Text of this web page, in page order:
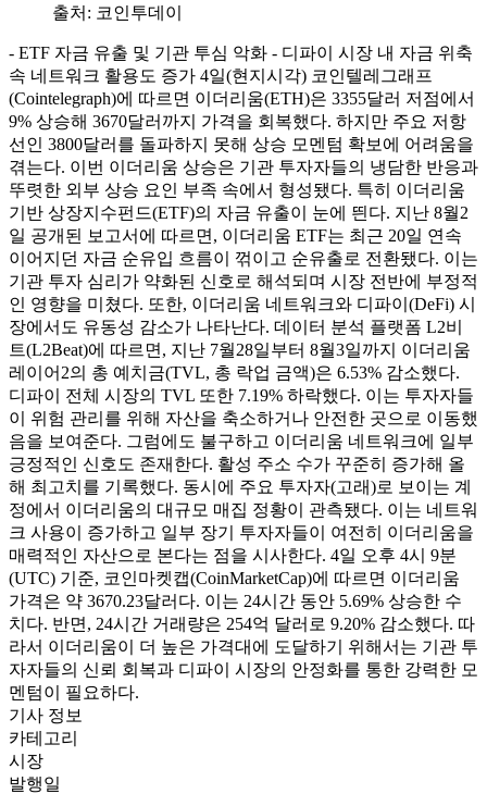
출처: 코인투데이
- ETF 자금 유출 및 기관 투심 악화 - 디파이 시장 내 자금 위축
속 네트워크 활용도 증가 4일(현지시각) 코인텔레그래프
(Cointelegraph)에 따르면 이더리움(ETH)은 3355달러 저점에서
9% 상승해 3670달러까지 가격을 회복했다. 하지만 주요 저항
선인 3800달러를 돌파하지 못해 상승 모멘텀 확보에 어려움을
겪는다. 이번 이더리움 상승은 기관 투자자들의 냉담한 반응과
뚜렷한 외부 상승 요인 부족 속에서 형성됐다. 특히 이더리움
기반 상장지수펀드(ETF)의 자금 유출이 눈에 띈다. 지난 8월2
일 공개된 보고서에 따르면, 이더리움 ETF는 최근 20일 연속
이어지던 자금 순유입 흐름이 꺾이고 순유출로 전환됐다. 이는
기관 투자 심리가 약화된 신호로 해석되며 시장 전반에 부정적
인 영향을 미쳤다. 또한, 이더리움 네트워크와 디파이(DeFi) 시
장에서도 유동성 감소가 나타난다. 데이터 분석 플랫폼 L2비
트(L2Beat)에 따르면, 지난 7월28일부터 8월3일까지 이더리움
레이어2의 총 예치금(TVL, 총 락업 금액)은 6.53% 감소했다.
디파이 전체 시장의 TVL 또한 7.19% 하락했다. 이는 투자자들
이 위험 관리를 위해 자산을 축소하거나 안전한 곳으로 이동했
음을 보여준다. 그럼에도 불구하고 이더리움 네트워크에 일부
긍정적인 신호도 존재한다. 활성 주소 수가 꾸준히 증가해 올
해 최고치를 기록했다. 동시에 주요 투자자(고래)로 보이는 계
정에서 이더리움의 대규모 매집 정황이 관측됐다. 이는 네트워
크 사용이 증가하고 일부 장기 투자자들이 여전히 이더리움을
매력적인 자산으로 본다는 점을 시사한다. 4일 오후 4시 9분
(UTC) 기준, 코인마켓캡(CoinMarketCap)에 따르면 이더리움
가격은 약 3670.23달러다. 이는 24시간 동안 5.69% 상승한 수
치다. 반면, 24시간 거래량은 254억 달러로 9.20% 감소했다. 따
라서 이더리움이 더 높은 가격대에 도달하기 위해서는 기관 투
자자들의 신뢰 회복과 디파이 시장의 안정화를 통한 강력한 모
멘텀이 필요하다.
기사 정보
카테고리
시장
발행일